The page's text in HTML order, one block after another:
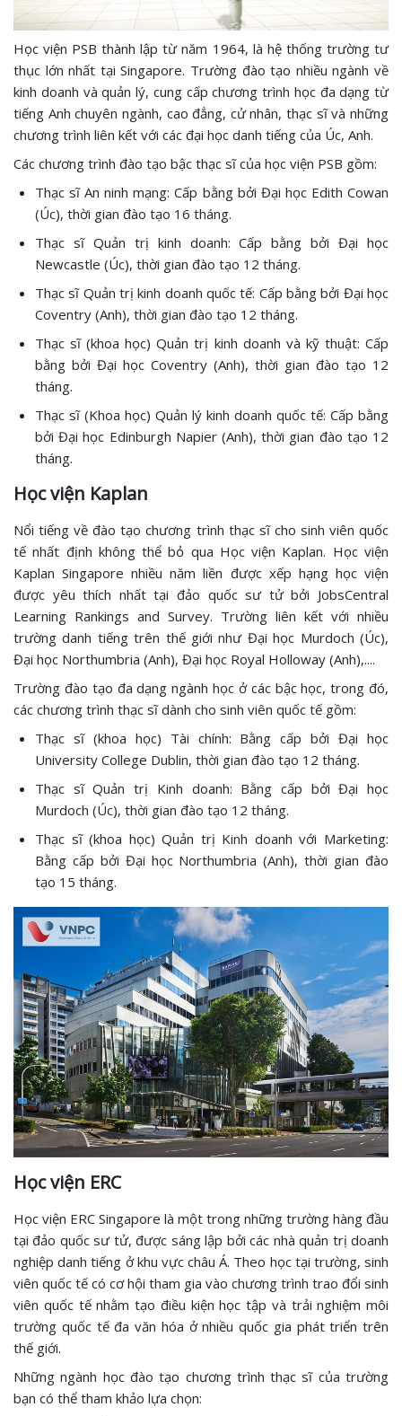
Học viện PSB thành lập từ năm 1964, là hệ thống trường tư
thục lớn nhất tại Singapore. Trường đào tạo nhiều ngành về
kinh doanh và quản lý, cung cấp chương trình học đa dạng từ
tiếng Anh chuyên ngành, cao đẳng, cử nhân, thạc sĩ và những
chương trình liên kết với các đại học danh tiếng của Úc, Anh.
Các chương trình đào tạo bậc thạc sĩ của học viện PSB gồm:
Thạc sĩ An ninh mạng: Cấp bằng bởi Đại học Edith Cowan
(Úc), thời gian đào tạo 16 tháng.
Thạc sĩ Quản trị kinh doanh: Cấp bằng bởi Đại học
Newcastle (Úc), thời gian đào tạo 12 tháng.
Thạc sĩ Quản trị kinh doanh quốc tế: Cấp bằng bởi Đại học
Coventry (Anh), thời gian đào tạo 12 tháng.
Thạc sĩ (khoa học) Quản trị kinh doanh và kỹ thuật: Cấp
bằng bởi Đại học Coventry (Anh), thời gian đào tạo 12
tháng.
Thạc sĩ (Khoa học) Quản lý kinh doanh quốc tế: Cấp bằng
bởi Đại học Edinburgh Napier (Anh), thời gian đào tạo 12
tháng.
Học viện Kaplan
Nổi tiếng về đào tạo chương trình thạc sĩ cho sinh viên quốc
tế nhất định không thể bỏ qua Học viện Kaplan. Học viện
Kaplan Singapore nhiều năm liền được xếp hạng học viện
được yêu thích nhất tại đảo quốc sư tử bởi JobsCentral
Learning Rankings and Survey. Trường liên kết với nhiều
trường danh tiếng trên thế giới như Đại học Murdoch (Úc),
Đại học Northumbria (Anh), Đại học Royal Holloway (Anh),....
Trường đào tạo đa dạng ngành học ở các bậc học, trong đó,
các chương trình thạc sĩ dành cho sinh viên quốc tế gồm:
Thạc sĩ (khoa học) Tài chính: Bằng cấp bởi Đại học
University College Dublin, thời gian đào tạo 12 tháng.
Thạc sĩ Quản trị Kinh doanh: Bằng cấp bởi Đại học
Murdoch (Úc), thời gian đào tạo 12 tháng.
Thạc sĩ (khoa học) Quản trị Kinh doanh với Marketing:
Bằng cấp bởi Đại học Northumbria (Anh), thời gian đào
tạo 15 tháng.
Học viện ERC
Học viện ERC Singapore là một trong những trường hàng đầu
tại đảo quốc sư tử, được sáng lập bởi các nhà quản trị doanh
nghiệp danh tiếng ở khu vực châu Á. Theo học tại trường, sinh
viên quốc tế có cơ hội tham gia vào chương trình trao đổi sinh
viên quốc tế nhằm tạo điều kiện học tập và trải nghiệm môi
trường quốc tế đa văn hóa ở nhiều quốc gia phát triển trên
thế giới.
Những ngành học đào tạo chương trình thạc sĩ của trường
bạn có thể tham khảo lựa chọn: